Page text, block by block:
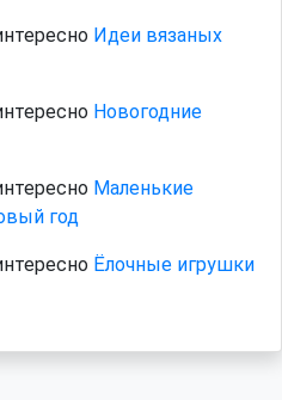
Идеи вязаных
Новогодние
Маленькие
год
Ёлочные игрушки